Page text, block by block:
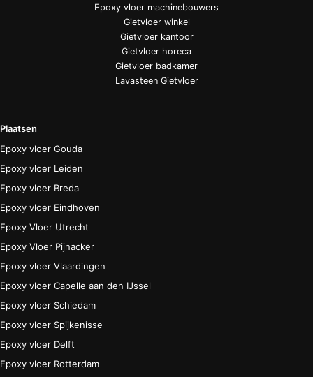
Epoxy vloer machinebouwers
Gietvloer winkel
Gietvloer kantoor
Gietvloer horeca
Gietvloer badkamer
Lavasteen Gietvloer
Plaatsen
Epoxy vloer Gouda
Epoxy vloer Leiden
Epoxy vloer Breda
Epoxy vloer Eindhoven
Epoxy Vloer Utrecht
Epoxy Vloer Pijnacker
Epoxy vloer Vlaardingen
Epoxy vloer Capelle aan den IJssel
Epoxy vloer Schiedam
Epoxy vloer Spijkenisse
Epoxy vloer Delft
Epoxy vloer Rotterdam